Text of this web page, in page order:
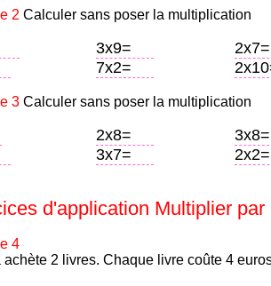
2 Calculer sans poser la multiplication
3x9=
2x7=
7x2=
3 Calculer sans poser la multiplication
2x8=
3x8=
3x7= 2x2=
d'application Multiplier
4
achète 2 livres. Chaque livre coûte 4